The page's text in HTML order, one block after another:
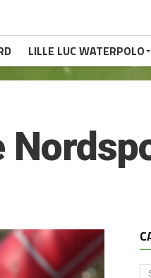
LILLE LUC WATERPOLO